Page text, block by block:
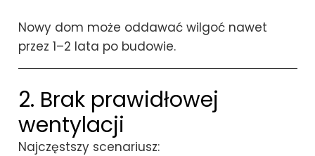
Nowy dom może oddawać wilgoć nawet
przez 1–2 lata po budowie.
2. Brak prawidłowej
wentylacji
Najczęstszy scenariusz: